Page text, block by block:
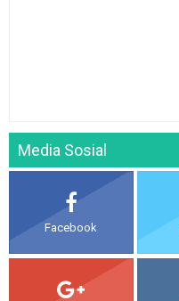
Media Sosial
Facebook